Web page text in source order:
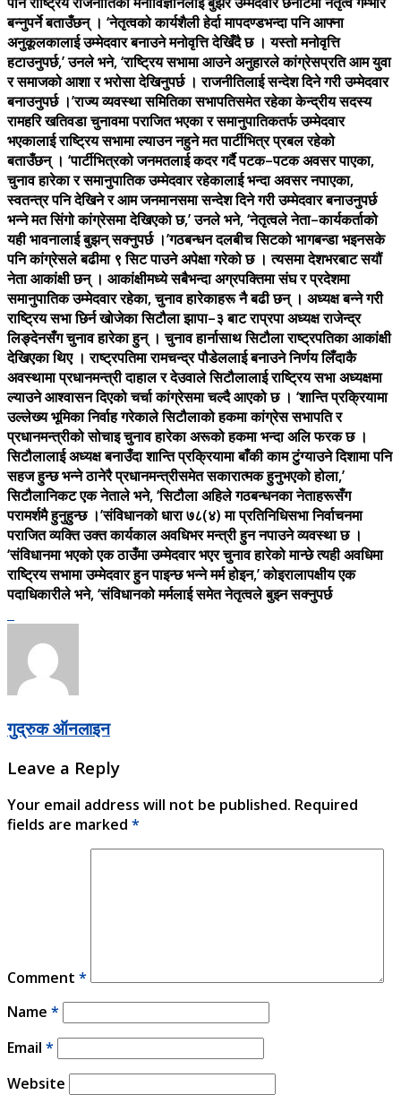
बन्नुपर्ने बताउँछन् । ‘नेतृत्वको कार्यशैली हेर्दा मापदण्डभन्दा पनि आफ्ना
अनुकूलकालाई उम्मेदवार बनाउने मनोवृत्ति देखिँदै छ । यस्तो मनोवृत्ति
हटाउनुपर्छ,’ उनले भने, ‘राष्ट्रिय सभामा आउने अनुहारले कांग्रेसप्रति आम युवा
र समाजको आशा र भरोसा देखिनुपर्छ । राजनीतिलाई सन्देश दिने गरी उम्मेदवार
बनाउनुपर्छ ।’राज्य व्यवस्था समितिका सभापतिसमेत रहेका केन्द्रीय सदस्य
रामहरि खतिवडा चुनावमा पराजित भएका र समानुपातिकतर्फ उम्मेदवार
भएकालाई राष्ट्रिय सभामा ल्याउन नहुने मत पार्टीभित्र प्रबल रहेको
बताउँछन् । ‘पार्टीभित्रको जनमतलाई कदर गर्दै पटक–पटक अवसर पाएका,
चुनाव हारेका र समानुपातिक उम्मेदवार रहेकालाई भन्दा अवसर नपाएका,
स्वतन्त्र पनि देखिने र आम जनमानसमा सन्देश दिने गरी उम्मेदवार बनाउनुपर्छ
भन्ने मत सिंगो कांग्रेसमा देखिएको छ,’ उनले भने, ‘नेतृत्वले नेता–कार्यकर्ताको
यही भावनालाई बुझन् सक्नुपर्छ ।’गठबन्धन दलबीच सिटको भागबन्डा भइनसके
पनि कांग्रेसले बढीमा ९ सिट पाउने अपेक्षा गरेको छ । त्यसमा देशभरबाट सयौं
नेता आकांक्षी छन् । आकांक्षीमध्ये सबैभन्दा अग्रपक्तिमा संघ र प्रदेशमा
समानुपातिक उम्मेदवार रहेका, चुनाव हारेकाहरू नै बढी छन् । अध्यक्ष बन्ने गरी
राष्ट्रिय सभा छिर्न खोजेका सिटौला झापा–३ बाट राप्रपा अध्यक्ष राजेन्द्र
लिङ्देनसँग चुनाव हारेका हुन् । चुनाव हार्नासाथ सिटौला राष्ट्रपतिका आकांक्षी
देखिएका थिए । राष्ट्रपतिमा रामचन्द्र पौडेललाई बनाउने निर्णय लिँदाकै
अवस्थामा प्रधानमन्त्री दाहाल र देउवाले सिटौलालाई राष्ट्रिय सभा अध्यक्षमा
ल्याउने आश्वासन दिएको चर्चा कांग्रेसमा चल्दै आएको छ । ‘शान्ति प्रक्रियामा
उल्लेख्य भूमिका निर्वाह गरेकाले सिटौलाको हकमा कांग्रेस सभापति र
प्रधानमन्त्रीको सोचाइ चुनाव हारेका अरूको हकमा भन्दा अलि फरक छ ।
सिटौलालाई अध्यक्ष बनाउँदा शान्ति प्रक्रियामा बाँकी काम टुंग्याउने दिशामा पनि
सहज हुन्छ भन्ने ठानेरै प्रधानमन्त्रीसमेत सकारात्मक हुनुभएको होला,’
सिटौलानिकट एक नेताले भने, ‘सिटौला अहिले गठबन्धनका नेताहरूसँग
परामर्शमै हुनुहुन्छ ।’संविधानको धारा ७८(४) मा प्रतिनिधिसभा निर्वाचनमा
पराजित व्यक्ति उक्त कार्यकाल अवधिभर मन्त्री हुन नपाउने व्यवस्था छ ।
‘संविधानमा भएको एक ठाउँमा उम्मेदवार भएर चुनाव हारेको मान्छे त्यही अवधिमा
राष्ट्रिय सभामा उम्मेदवार हुन पाइन्छ भन्ने मर्म होइन,’ कोइरालापक्षीय एक
पदाधिकारीले भने, ‘संविधानको मर्मलाई समेत नेतृत्वले बुझ्न सक्नुपर्छ
गुद्रुक ऑनलाइन
Leave a Reply
Your email address will not be published. Required
fields are marked *
Comment *
Name *
Email *
Website